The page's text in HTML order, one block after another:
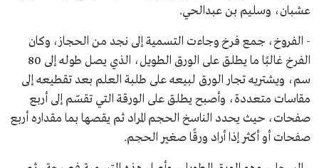
عشبان، وسليم بن عبدالحي.
- الفروخ، جمع فرخ وجاءت التسمية إلى نجد من الحجاز، وكان
الفرخ غالبًا ما يطلق على الورق الطويل، الذي يصل طوله إلى 80
سم، ويشتريه تجار الورق لبيعه على طلبة العلم بعد تقطيعه إلى
مقاسات متعددة، وأصبح يطلق على الورقة التي تقسّم إلى أربع
صفحات، حيث يحدد الناسخ الحجم المراد ثم يقصها بما مقداره أربع
صفحات أو أكثر إذا أراد ورقًا صغير الحجم.